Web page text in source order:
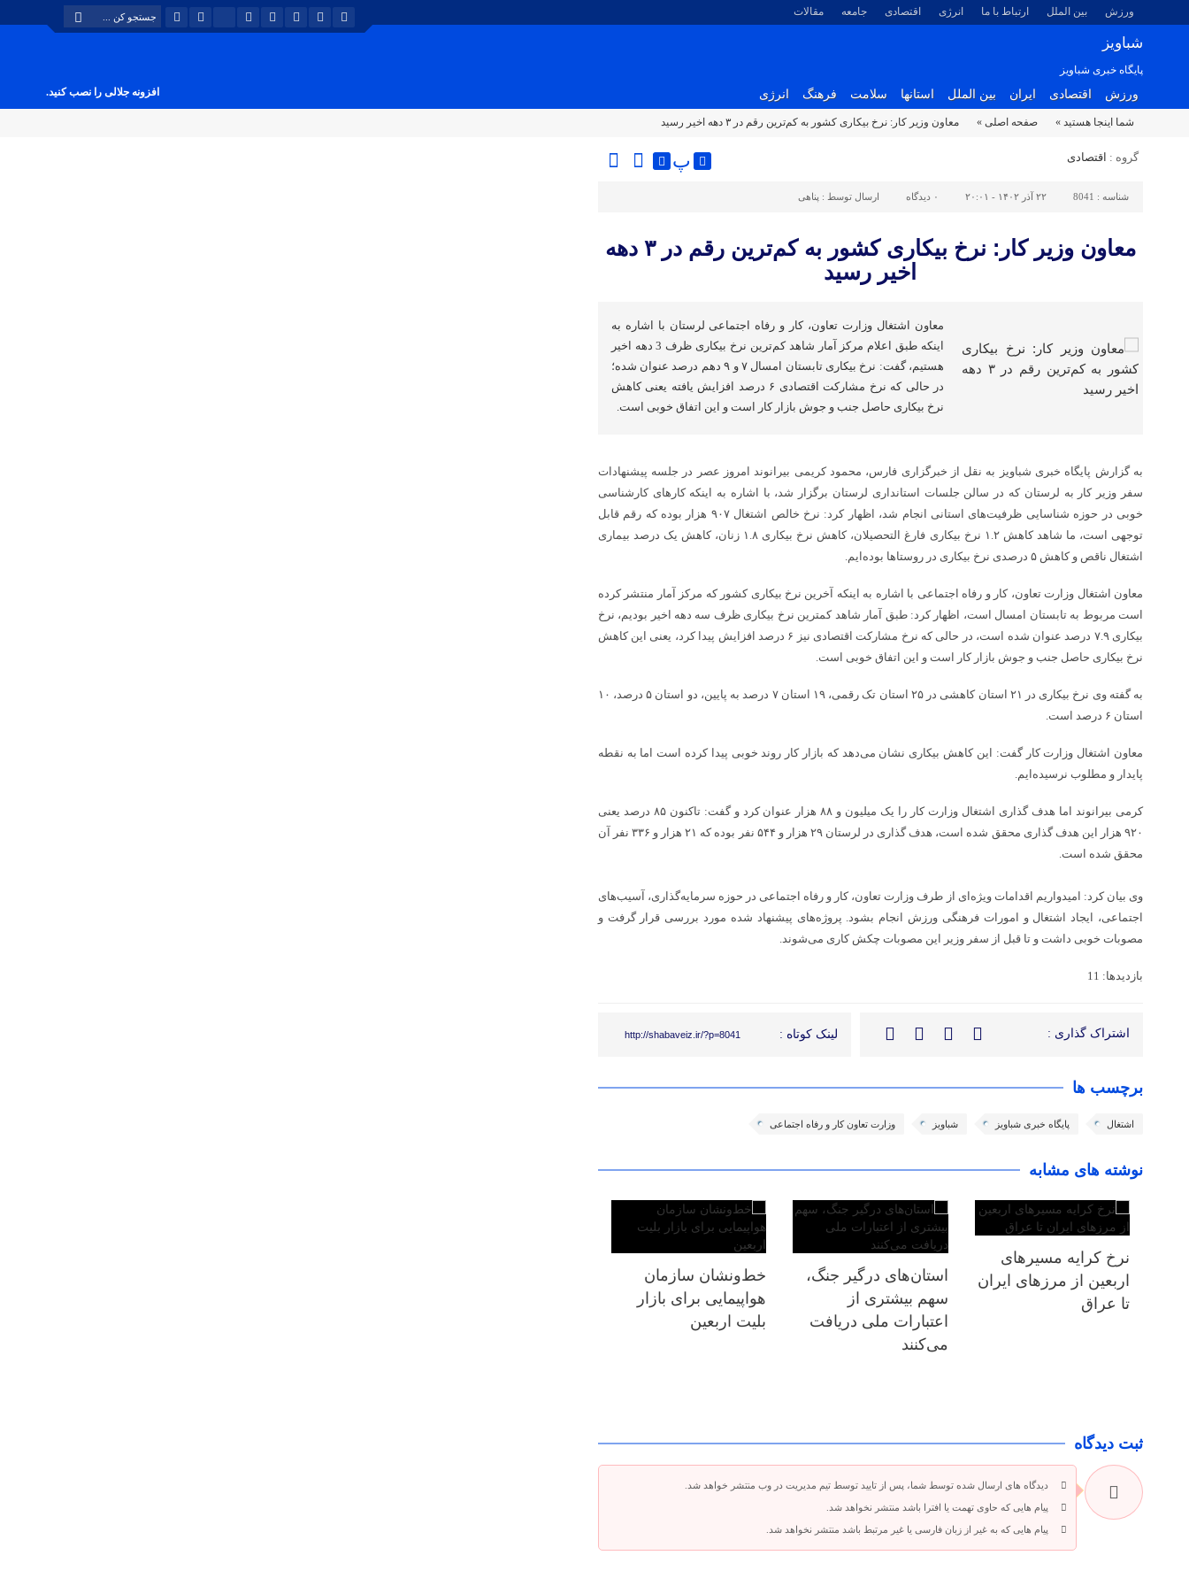
ورزش بین الملل ارتباط با ما انرژی اقتصادی جامعه مقالات
شباویز
پایگاه خبری شباویز
ورزش اقتصادی ایران بین الملل استانها سلامت فرهنگ انرژی افزونه جلالی را نصب کنید.
شما اینجا هستید » صفحه اصلی » معاون وزیر کار: نرخ بیکاری کشور به کم‌ترین رقم در ۳ دهه اخیر رسید
گروه : اقتصادی پ
شناسه : 8041 ۲۲ آذر ۱۴۰۲ - ۲۰:۰۱ ۰ دیدگاه ارسال توسط : پناهی
معاون وزیر کار: نرخ بیکاری کشور به کم‌ترین رقم در ۳ دهه
اخیر رسید
معاون اشتغال وزارت تعاون، کار و رفاه اجتماعی لرستان با اشاره به
اینکه طبق اعلام مرکز آمار شاهد کم‌ترین نرخ بیکاری ظرف 3 دهه اخیر
هستیم، گفت: نرخ بیکاری تابستان امسال ۷ و ۹ دهم درصد عنوان شده؛
در حالی که نرخ مشارکت اقتصادی ۶ درصد افزایش یافته یعنی کاهش
نرخ بیکاری حاصل جنب و جوش بازار کار است و این اتفاق خوبی است.
به گزارش پایگاه خبری شباویز به نقل از خبرگزاری فارس، محمود کریمی بیرانوند امروز عصر در جلسه پیشنهادات
سفر وزیر کار به لرستان که در سالن جلسات استانداری لرستان برگزار شد، با اشاره به اینکه کارهای کارشناسی
خوبی در حوزه شناسایی ظرفیت‌های استانی انجام شد، اظهار کرد: نرخ خالص اشتغال ۹۰۷ هزار بوده که رقم قابل
توجهی است، ما شاهد کاهش ۱.۲ نرخ بیکاری فارغ التحصیلان، کاهش نرخ بیکاری ۱.۸ زنان، کاهش یک درصد بیماری
اشتغال ناقص و کاهش ۵ درصدی نرخ بیکاری در روستاها بوده‌ایم.
معاون اشتغال وزارت تعاون، کار و رفاه اجتماعی با اشاره به اینکه آخرین نرخ بیکاری کشور‌ که مرکز آمار منتشر کرده
است مربوط به تابستان امسال است، اظهار کرد: طبق آمار شاهد کمترین نرخ بیکاری ظرف سه دهه اخیر بودیم، نرخ
بیکاری ۷.۹ درصد عنوان شده است، در حالی که نرخ مشارکت اقتصادی نیز ۶ درصد افزایش پیدا کرد، یعنی این کاهش
نرخ بیکاری حاصل جنب و جوش بازار کار است و این اتفاق خوبی است.
به گفته وی نرخ بیکاری در ۲۱ استان کاهشی در ۲۵ استان تک رقمی، ۱۹ استان ۷ درصد به پایین، دو استان ۵ درصد، ۱۰
استان ۶ درصد است.
معاون اشتغال وزارت کار گفت: این کاهش بیکاری نشان می‌‌دهد که بازار کار روند خوبی پیدا کرده است اما به نقطه
پایدار و مطلوب نرسیده‌ایم.
کرمی بیرانوند اما هدف گذاری اشتغال وزارت کار را یک میلیون و ۸۸ هزار عنوان کرد و گفت: تاکنون ۸۵ درصد یعنی
۹۲۰ هزار این هدف گذاری محقق شده است، هدف گذاری در لرستان ۲۹ هزار و ۵۴۴ نفر بوده که ۲۱ هزار و ۳۳۶ نفر آن
محقق شده است.
وی بیان کرد: امیدواریم اقدامات ویژه‌ای از طرف وزارت تعاون، کار و رفاه اجتماعی در حوزه سرمایه‌گذاری، آسیب‌های
اجتماعی، ایجاد اشتغال و امورات فرهنگی ورزش انجام بشود. پروژه‌های پیشنهاد شده مورد بررسی قرار گرفت و
مصوبات خوبی داشت و تا قبل از سفر وزیر این مصوبات چکش کاری می‌شوند.
بازدیدها: 11
اشتراک گذاری : لینک کوتاه : http://shabaveiz.ir/?p=8041
برچسب ها
اشتغال پایگاه خبری شباویز شباویز وزارت تعاون کار و رفاه اجتماعی
نوشته های مشابه
نرخ کرایه مسیرهای
اربعین از مرزهای ایران
تا عراق
استان‌های درگیر جنگ،
سهم بیشتری از
اعتبارات ملی دریافت
می‌کنند
خط‌ونشان سازمان
هواپیمایی برای بازار
بلیت اربعین
ثبت دیدگاه
دیدگاه های ارسال شده توسط شما، پس از تایید توسط تیم مدیریت در وب منتشر خواهد شد.
پیام هایی که حاوی تهمت یا افترا باشد منتشر نخواهد شد.
پیام هایی که به غیر از زبان فارسی یا غیر مرتبط باشد منتشر نخواهد شد.